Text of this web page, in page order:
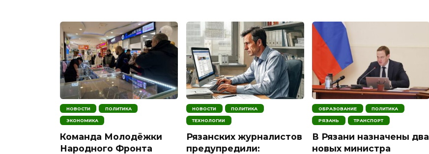
НОВОСТИ ПОЛИТИКА
ЭКОНОМИКА
Команда Молодёжки
Народного Фронта
НОВОСТИ ПОЛИТИКА
ТЕХНОЛОГИИ
Рязанских журналистов
предупредили:
ОБРАЗОВАНИЕ ПОЛИТИКА
РЯЗАНЬ ТРАНСПОРТ
В Рязани назначены два
новых министра